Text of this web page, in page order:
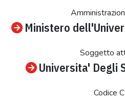
Ministero
Soggetto
Universita' Degli
Codice